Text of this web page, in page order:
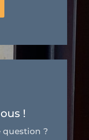
!
question ?